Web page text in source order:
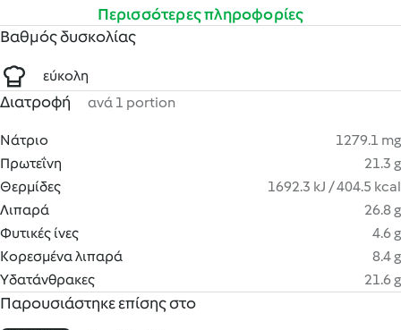
Περισσότερες πληροφορίες
Βαθμός δυσκολίας
εύκολη
Διατροφή ανά 1 portion
Νάτριο
1279.1 mg
Πρωτεΐνη
21.3 g
Θερμίδες
1692.3 kJ / 404.5 kcal
Λιπαρά
26.8 g
Φυτικές ίνες
4.6 g
Κορεσμένα λιπαρά
8.4 g
Υδατάνθρακες
21.6 g
Παρουσιάστηκε επίσης στο